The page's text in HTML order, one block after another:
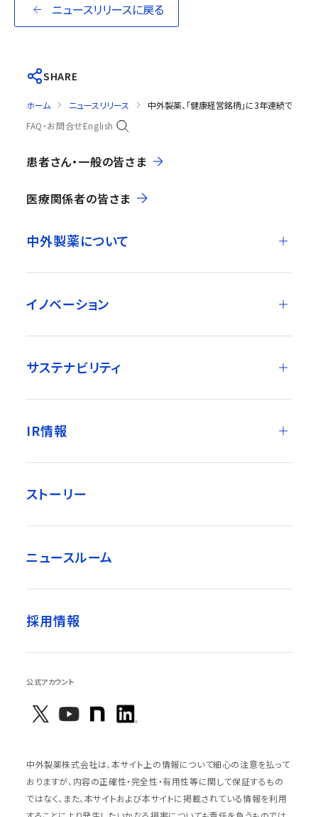
ニュースリリースに戻る
SHARE
ホーム ニュースリリース
中外製薬、「健康経営銘柄」に3年連続で選定
FAQ・お問合せEnglish
患者さん・一般の皆さま
医療関係者の皆さま
中外製薬について
イノベーション
サステナビリティ
IR情報
ストーリー
ニュースルーム
採用情報
公式アカウント
中外製薬株式会社は、本サイト上の情報について細心の注意を払って
おりますが、内容の正確性・完全性・有用性等に関して保証するもの
ではなく、また、本サイトおよび本サイトに掲載されている情報を利用